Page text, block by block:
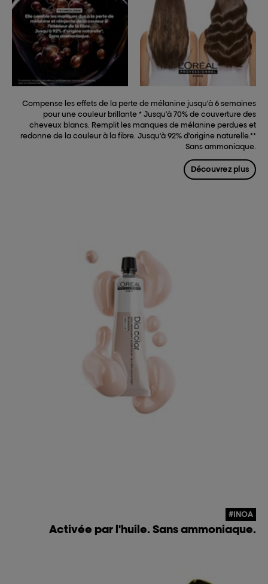
Compense les effets de la perte de mélanine jusqu'à 6 semaines
pour une couleur brillante * Jusqu'à 70% de couverture des
cheveux blancs. Remplit les manques de mélanine perdues et
redonne de la couleur à la fibre. Jusqu'à 92% d'origine naturelle.**
Sans ammoniaque.
Découvrez plus
#INOA
Activée par l'huile. Sans ammoniaque.